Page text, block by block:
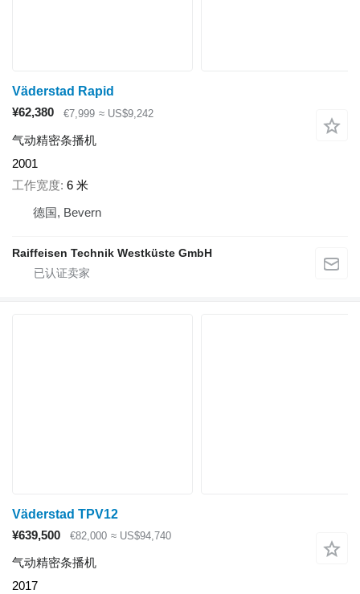
Väderstad Rapid
¥62,380
€7,999 ≈ US$9,242
气动精密条播机
2001
工作宽度 6 米
德国, Bevern
Raiffeisen Technik Westküste GmbH
Väderstad TPV12
¥639,500
€82,000 ≈ US$94,740
气动精密条播机
2017